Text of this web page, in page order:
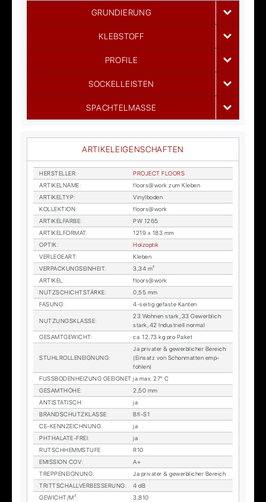
GRUNDIERUNG
KLEBSTOFF
PROFILE
SOCKELLEISTEN
SPACHTELMASSE
ARTIKELEIGENSCHAFTEN
HER­STEL­LER:
PRO­JECT FLOORS
AR­TI­KEL­NA­ME:
floors@work zum Kle­ben
AR­TI­KEL­TYP:
Vi­nyl­bo­den
KOL­LEK­TI­ON:
floors@work
AR­TI­KEL­FAR­BE:
PW 1265
AR­TI­KEL­FOR­MAT:
1219 x 183 mm
OP­TIK:
Holz­op­tik
VER­LE­GE­ART:
Kle­ben
VER­PA­CKUNGS­EIN­HEIT:
3,34 m²
AR­TI­KEL:
floors@work
NUTZ­SCHICHT­STÄR­KE:
0,55 mm
FA­SUNG: 4-sei­tig ge­fas­te Kan­ten
NUT­ZUNGS­KLAS­SE:
23 Woh­nen stark, 33 Ge­werb­lich
stark, 42 In­dus­tri­ell nor­mal
GE­SAMT­GE­WICHT: ca. 12,73 kg pro Pa­ket
STUHL­ROL­LEN­EIG­NUNG:
Ja pri­va­ter & ge­werb­li­cher Be­reich
(Ein­satz von Schon­mat­ten emp­
foh­len)
FUSS­BO­DEN­HEI­ZUNG GE­EIG­NET:ja max. 27° C
GE­SAMT­HÖ­HE:
2,50 mm
AN­TI­STA­TISCH:
ja
BRAND­SCHUTZ­KLAS­SE:
Bfl-S1
CE-KENN­ZEICH­NUNG:
ja
PHTHA­LA­TE-FREI:
ja
RUTSCH­HEMM­STU­FE:
R10
EMIS­SI­ON COV:
A+
TREP­PEN­EIG­NUNG:
Ja pri­va­ter & ge­werb­li­cher Be­reich
TRITT­SCHALL­VER­BES­SE­RUNG:
4 dB
GE­WICHT/M²: 3,810